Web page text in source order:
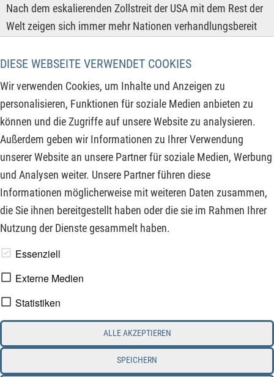
DIESE WEBSEITE VERWENDET COOKIES
Wir verwenden Cookies, um Inhalte und Anzeigen zu
personalisieren, Funktionen für soziale Medien anbieten zu
können und die Zugriffe auf unsere Website zu analysieren.
Außerdem geben wir Informationen zu Ihrer Verwendung
unserer Website an unsere Partner für soziale Medien, Werbung
und Analysen weiter. Unsere Partner führen diese
Informationen möglicherweise mit weiteren Daten zusammen,
die Sie ihnen bereitgestellt haben oder die sie im Rahmen Ihrer
Nutzung der Dienste gesammelt haben.
Essenziell
Externe Medien
Statistiken
ALLE AKZEPTIEREN
SPEICHERN
Nach dem eskalierenden Zollstreit der USA mit dem Rest der
Welt zeigen sich immer mehr Nationen verhandlungsbereit
Druck der USA nicht beugen will und auch den TikTok
Verkauf ablehnt, bietet die EU der USA einen Deal an. Dieser
sieht die gegenseitige Aufhebung aller Zölle auf
Industriegüter vor. EU-Kommissionspräsidentin Ursula von
der Leyen zeigte sich in Brüssel verhandlungsbereit. Auf dem
Verhandlungstisch ganz oben liegt aus Sicht der EU der
Freihandel für Autos in beiden Wirtschaftsräumen.
www.derfinanzinvestor.de - © 2026 - Die Publikation für
Datenschutz
Interessenskonflikt & Risikohinweis
Nutzungsbedingungen